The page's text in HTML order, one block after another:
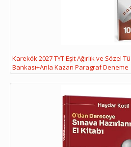
Karekök 2027 TYT Eşit Ağırlık ve Sözel
Bankası+Anla Kazan Paragraf Deneme